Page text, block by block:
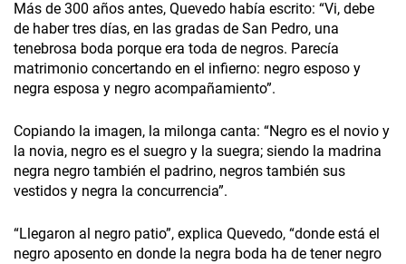
Más de 300 años antes, Quevedo había escrito: “Vi, debe
de haber tres días, en las gradas de San Pedro, una
tenebrosa boda porque era toda de negros. Parecía
matrimonio concertando en el infierno: negro esposo y
negra esposa y negro acompañamiento”.
Copiando la imagen, la milonga canta: “Negro es el novio y
la novia, negro es el suegro y la suegra; siendo la madrina
negra negro también el padrino, negros también sus
vestidos y negra la concurrencia”.
“Llegaron al negro patio”, explica Quevedo, “donde está el
negro aposento en donde la negra boda ha de tener negro